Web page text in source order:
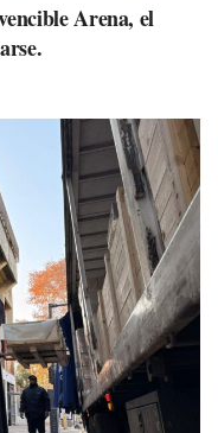
Arena, el